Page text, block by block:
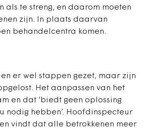
als te streng, en daarom moeten
zijn. In plaats daarvan
behandelcentra komen.
er wel stappen gezet, maar zijn
Het aanpassen van het
en dat ‘biedt geen oplossing
nodig hebben’. Hoofdinspecteur
vindt dat alle betrokkenen meer